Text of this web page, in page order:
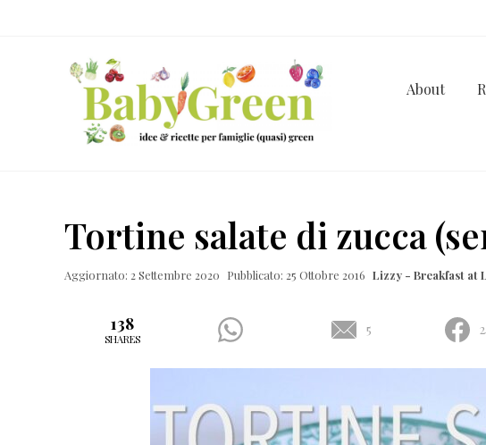
ricette
per
About
Tortine salate di zucca
Aggiornato: 2 Settembre 2020 Pubblicato: 25 Ottobre 2016 Lizzy - Breakfast at
138
SHARES
5